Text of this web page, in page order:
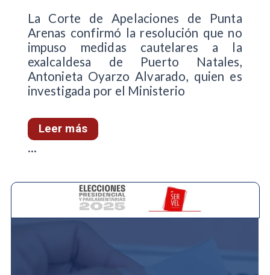
La Corte de Apelaciones de Punta
Arenas confirmó la resolución que no
impuso medidas cautelares a la
exalcaldesa de Puerto Natales,
Antonieta Oyarzo Alvarado, quien es
investigada por el Ministerio
Leer más
...